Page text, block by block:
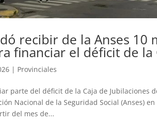
recibir de la Anses 10
financiar el déficit de la
| Provinciales
parte del déficit de la Caja de Jubilaciones
Nacional de la Seguridad Social (Anses)
del mes de...